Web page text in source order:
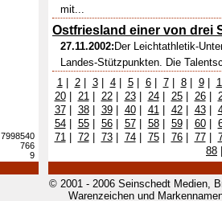
mit...
Ostfriesland einer von drei
27.11.2002: Der Leichtathletik-
Landes-Stützpunkten. Die
1| 2| 3| 4| 5| 6| 7| 8| 9|
20| 21| 22| 23| 24| 25| 26|
37| 38| 39| 40| 41| 42| 43|
54| 55| 56| 57| 58| 59| 60|
71| 72| 73| 74| 75| 76| 77|
88
7998540
766
9
© 2001 - 2006 Seinschedt Medien,
Warenzeichen und